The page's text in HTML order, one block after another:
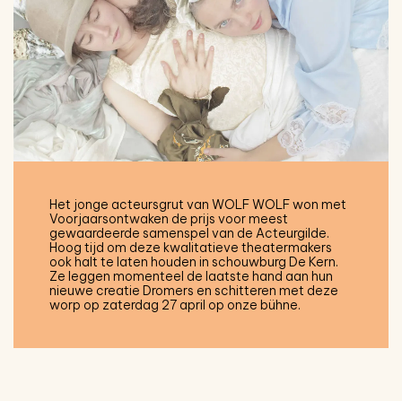
Het jonge acteursgrut van WOLF WOLF won met
Voorjaarsontwaken de prijs voor meest
gewaardeerde samenspel van de Acteurgilde.
Hoog tijd om deze kwalitatieve theatermakers
ook halt te laten houden in schouwburg De Kern.
Ze leggen momenteel de laatste hand aan hun
nieuwe creatie Dromers en schitteren met deze
worp op zaterdag 27 april op onze bühne.